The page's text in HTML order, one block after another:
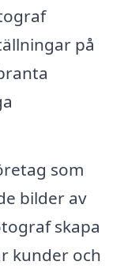
på
som
bilder av
skapa
kunder och